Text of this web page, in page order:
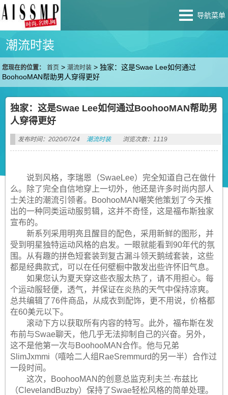
导航菜单
潮流时装
您现在的位置： 首页 >潮流时装 >独家：这是Swae Lee如何通过
BoohooMAN帮助男人穿得更好
独家：这是Swae Lee如何通过BoohooMAN帮助男
人穿得更好
发布时间：2020/07/24 潮流时装 浏览次数：1119
说到风格，李瑞恩（SwaeLee）完全知道自己在做什
么。除了完全自信地穿上一切外，他还是许多时尚内部人
士关注的潮流引领者。BoohooMAN嘲笑他策划了今天推
出的一种同类运动服剪辑，这并不奇怪，这是福布斯独家
宣布的。
新系列采用明亮且醒目的配色，采用新鲜的图形，并
受到明星独特运动风格的启发。一眼就能看到90年代的氛
围。从有趣的拼色短套装到复古漏斗领天鹅绒套装，这些
都是经典款式，可以在任何壁橱中散发出些许怀旧气息。
如果您认为夏天穿这些衣服太热了，请不用担心。每
个运动服轻便，透气，并保证在炎热的天气中保持凉爽。
总共编辑了76件商品，从成衣到配饰，更不用说，价格都
在60美元以下。
滚动下方以获取所有内容的特写。此外，福布斯在发
布前与Swae聊天，他几乎无法抑制自己的兴奋。另外，
这不是他第一次与BoohooMAN合作。他与兄弟
SlimJxmmi（嘻哈二人组RaeSremmurd的另一半）合作过
一段时间。
这次，BoohooMAN的创意总监克利夫兰·布兹比
（ClevelandBuzby）保持了Swae轻松风格的简单处理。